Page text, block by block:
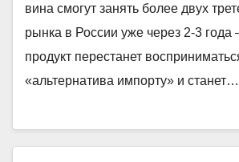
вина смогут занять более двух
рынка в России уже через 2-3 года
продукт перестанет
«альтернатива импорту» и станет…